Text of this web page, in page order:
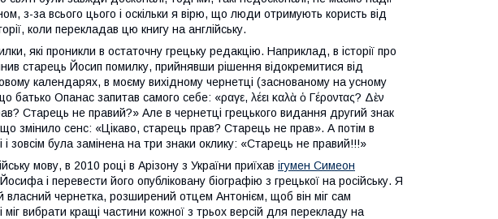
з-за всього цього і оскільки я вірю, що люди отримують користь від
коли перекладав цю книгу на англійську.
які проникли в остаточну грецьку редакцію. Наприклад, в історії про
старець Йосип помилку, прийнявши рішення відокремитися від
календарях, в моєму вихідному чернетці (заснованому на усному
Опанас запитав самого себе: «Ἄραγε, λέει καλὰ ὁ Γέροντας? Δὲν
Старець не правий?» Але в чернетці грецького видання другий знак
змінило сенс: «Цікаво, старець прав? Старець не прав». А потім в
і зовсім була замінена на три знаки оклику: «Старець не правий!!!»
мову, в 2010 році в Арізону з України приїхав ігумен Симеон
і перевести його опубліковану біографію з грецької на російську. Я
власний чернетка, розширений отцем Антонієм, щоб він міг сам
міг вибрати кращі частини кожної з трьох версій для перекладу на